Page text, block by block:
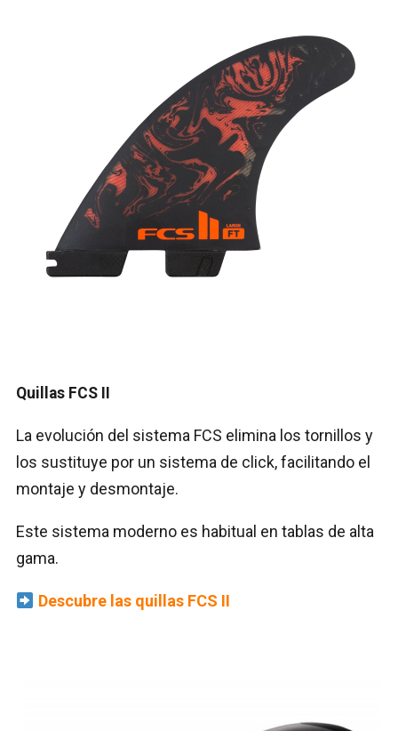
Quillas FCS II
La evolución del sistema FCS elimina los tornillos y
los sustituye por un sistema de click, facilitando el
montaje y desmontaje.
Este sistema moderno es habitual en tablas de alta
gama.
Descubre las quillas FCS II